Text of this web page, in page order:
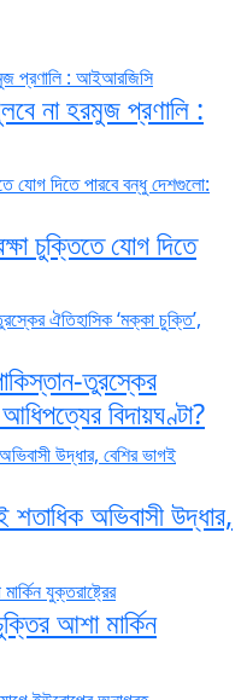
না হরমুজ প্রণালি :
চুক্তিতে যোগ দিতে
তুরস্কের
বিদায়ঘণ্টা?
অভিবাসী উদ্ধার,
আশা মার্কিন